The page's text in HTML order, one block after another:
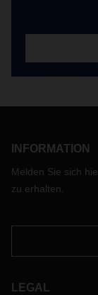
INFORMATION
Melden Sie sich
zu erhalten.
LEGAL